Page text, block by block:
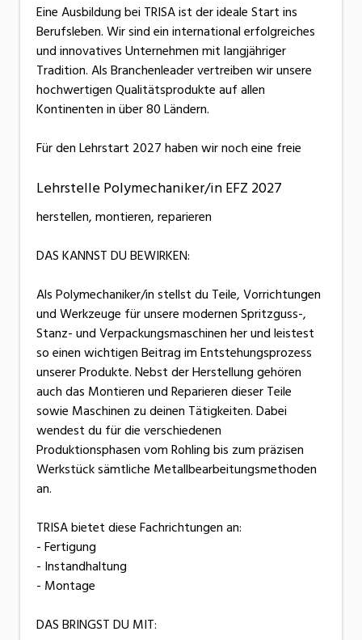
Eine Ausbildung bei TRISA ist der ideale Start ins
Berufsleben. Wir sind ein international erfolgreiches
und innovatives Unternehmen mit langjähriger
Tradition. Als Branchenleader vertreiben wir unsere
hochwertigen Qualitätsprodukte auf allen
Kontinenten in über 80 Ländern.
Für den Lehrstart 2027 haben wir noch eine freie
Lehrstelle Polymechaniker/in EFZ 2027
herstellen, montieren, reparieren
DAS KANNST DU BEWIRKEN:
Als Polymechaniker/in stellst du Teile, Vorrichtungen
und Werkzeuge für unsere modernen Spritzguss-,
Stanz- und Verpackungsmaschinen her und leistest
so einen wichtigen Beitrag im Entstehungsprozess
unserer Produkte. Nebst der Herstellung gehören
auch das Montieren und Reparieren dieser Teile
sowie Maschinen zu deinen Tätigkeiten. Dabei
wendest du für die verschiedenen
Produktionsphasen vom Rohling bis zum präzisen
Werkstück sämtliche Metallbearbeitungsmethoden
an.
TRISA bietet diese Fachrichtungen an:
- Fertigung
- Instandhaltung
- Montage
DAS BRINGST DU MIT: